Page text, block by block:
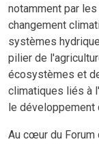
notamment par
changement
systèmes
pilier de
écosystèmes et
climatiques liés à
le développement
Au cœur du Forum